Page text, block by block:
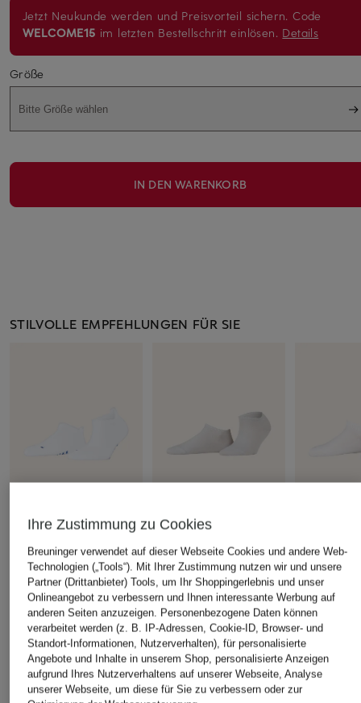
Jetzt Neukunde werden und Preisvorteil sichern. Code
WELCOME15 im letzten Bestellschritt einlösen. Details
Größe
Bitte Größe wählen
IN DEN WARENKORB
STILVOLLE EMPFEHLUNGEN FÜR SIE
Sneakersocken COOL
KICK
13 €
Sneakersocken SHINY
14 €
12 €
Ihre Zustimmung zu Cookies
Breuninger verwendet auf dieser Webseite Cookies und andere Web-
Technologien („Tools“). Mit Ihrer Zustimmung nutzen wir und unsere
Partner (Drittanbieter) Tools, um Ihr Shoppingerlebnis und unser
Onlineangebot zu verbessern und Ihnen interessante Werbung auf
anderen Seiten anzuzeigen. Personenbezogene Daten können
verarbeitet werden (z. B. IP-Adressen, Cookie-ID, Browser- und
Standort-Informationen, Nutzerverhalten), für personalisierte
Angebote und Inhalte in unserem Shop, personalisierte Anzeigen
aufgrund Ihres Nutzerverhaltens auf unserer Webseite, Analyse
unserer Webseite, um diese für Sie zu verbessern oder zur